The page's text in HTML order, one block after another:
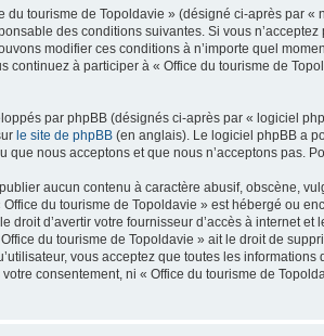
du tourisme de Topoldavie » (désigné ci-après par
des conditions suivantes. Si vous
modifier ces conditions à n’importe quel
continuez à participer à « Office du tourisme de
par phpBB (désignés ci-après par « logiciel
le site de phpBB (en anglais). Le logiciel phpBB a
que nous acceptons et que nous n’acceptons pas.
aucun contenu à caractère abusif, obscène,
Office du tourisme de Topoldavie » est hébergé ou
droit d’avertir votre fournisseur d’accès à internet
du tourisme de Topoldavie » ait le droit de
vous acceptez que toutes les
consentement, ni « Office du tourisme de